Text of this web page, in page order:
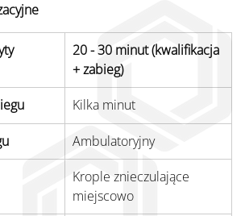
20 - 30 minut (kwalifikacja
+ zabieg)
Kilka minut
Ambulatoryjny
Krople znieczulające
miejscowo